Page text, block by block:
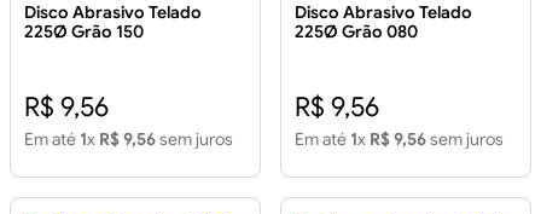
Disco Abrasivo Telado
225Ø Grão 150
R$ 9,56
Em até 1x R$ 9,56sem juros
Disco Abrasivo Telado
225Ø Grão 080
R$ 9,56
Em até 1x R$ 9,56sem juros